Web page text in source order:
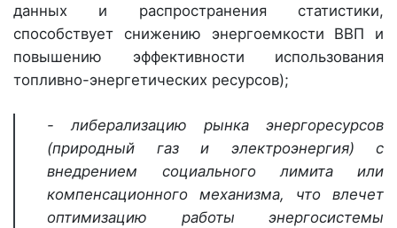
данных и распространения статистики,
способствует снижению энергоемкости ВВП и
повышению эффективности использования
топливно-энергетических ресурсов);
- либерализацию рынка энергоресурсов
(природный газ и электроэнергия) с
внедрением социального лимита или
компенсационного механизма, что влечет
оптимизацию работы энергосистемы